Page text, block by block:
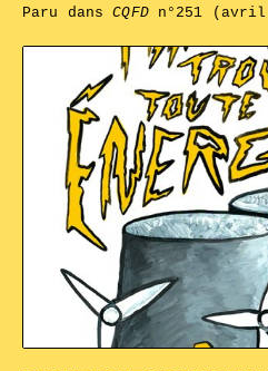
Paru dansCQFDn°251 (avril